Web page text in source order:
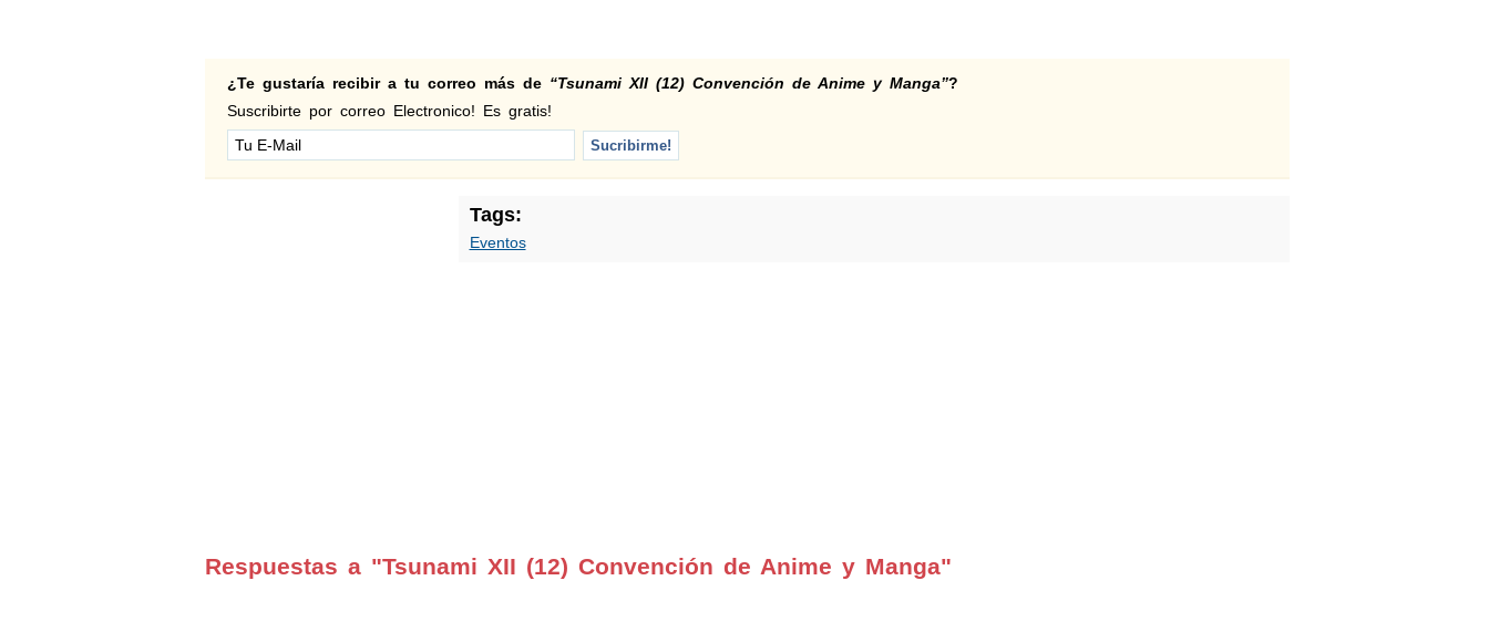
¿Te gustaría recibir a tu correo más de “Tsunami XII (12) Convención de Anime y Manga”?
Suscribirte por correo Electronico! Es gratis!
Tags:
Eventos
Respuestas a "Tsunami XII (12) Convención de Anime y Manga"